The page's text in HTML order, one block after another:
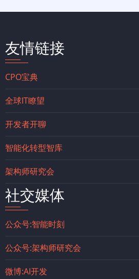
友情链接
CPO宝典
全球IT瞭望
开发者开聊
智能化转型智库
架构师研究会
社交媒体
公众号:智能时刻
公众号:架构师研究会
微博:AI开发